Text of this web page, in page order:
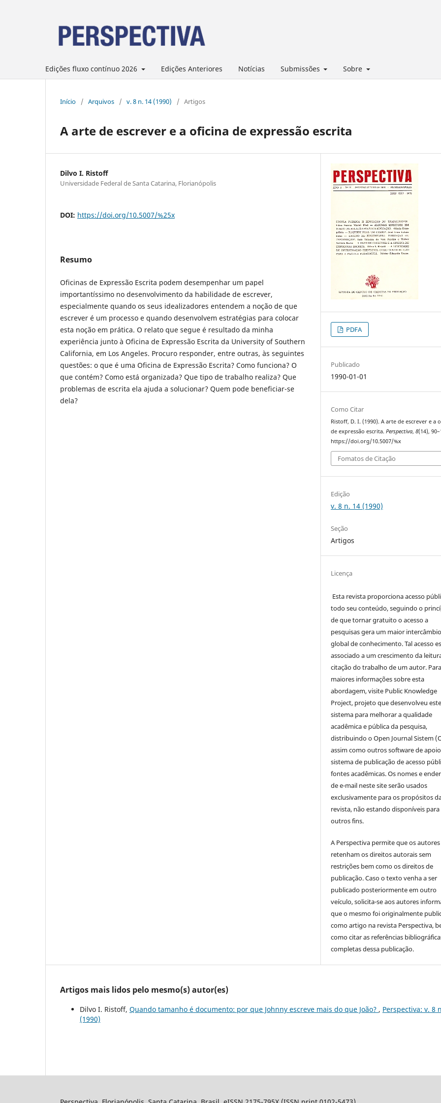
Edições fluxo contínuo 2026 Edições Anteriores Notícias Submissões Sobre
Início / Arquivos / v. 8 n. 14 (1990) / Artigos
A arte de escrever e a oficina de expressão escrita
Dilvo I. Ristoff
Universidade Federal de Santa Catarina, Florianópolis
DOI: https://doi.org/10.5007/%25x
Resumo
Oficinas de Expressão Escrita podem desempenhar um papel
importantíssimo no desenvolvimento da habilidade de escrever,
especialmente quando os seus idealizadores entendem a noção de que
escrever é um processo e quando desenvolvem estratégias para colocar
esta noção em prática. O relato que segue é resultado da minha
experiência junto à Oficina de Expressão Escrita da University of Southern
California, em Los Angeles. Procuro responder, entre outras, às seguintes
questões: o que é uma Oficina de Expressão Escrita? Como funciona? O
que contém? Como está organizada? Que tipo de trabalho realiza? Que
problemas de escrita ela ajuda a solucionar? Quem pode beneficiar-se
dela?
PDFA
Publicado
1990-01-01
Como Citar
Ristoff, D. I. (1990). A arte de escrever e a
de expressão escrita.Perspectiva,8(14),
https://doi.org/10.5007/%x
Fomatos de Citação
Edição
v. 8 n. 14 (1990)
Seção
Artigos
Licença
Esta revista proporciona acesso
todo seu conteúdo, seguindo o
de que tornar gratuito o acesso a
pesquisas gera um maior intercâmbio
global de conhecimento. Tal acesso
associado a um crescimento da
citação do trabalho de um autor. Para
maiores informações sobre esta
abordagem, visite Public Knowledge
Project, projeto que desenvolveu este
sistema para melhorar a qualidade
acadêmica e pública da pesquisa,
distribuindo o Open Journal Sistem
assim como outros software de
sistema de publicação de acesso
fontes acadêmicas. Os nomes e
de e-mail neste site serão usados
exclusivamente para os propósitos
revista, não estando disponíveis para
outros fins.
A Perspectiva permite que os autores
retenham os direitos autorais sem
restrições bem como os direitos de
publicação. Caso o texto venha a ser
publicado posteriormente em outro
veículo, solicita-se aos autores
que o mesmo foi originalmente
como artigo na revista Perspectiva,
como citar as referências
completas dessa publicação.
Artigos mais lidos pelo mesmo(s) autor(es)
Dilvo I. Ristoff, Quando tamanho é documento: por que Johnny escreve mais do que João? , Perspectiva: v. 8
(1990)